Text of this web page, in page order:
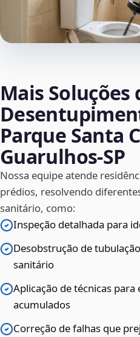
Mais Soluções
Parque Santa
Guarulhos‑SP
Nossa equipe atende
prédios, resolvendo
sanitário, como:
Inspeção detalhada para
Desobstrução de
sanitário
Aplicação de técnicas
acumulados
Correção de falhas que